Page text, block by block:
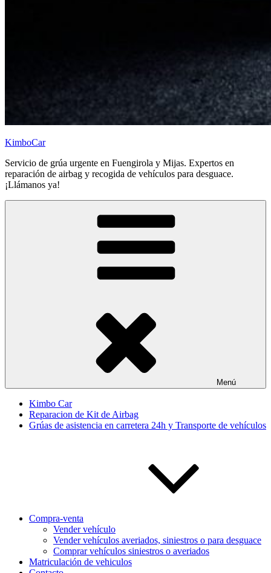
KimboCar
Servicio de grúa urgente en Fuengirola y Mijas. Expertos en
reparación de airbag y recogida de vehículos para desguace.
¡Llámanos ya!
Menú
Kimbo Car
Reparacion de Kit de Airbag
Grúas de asistencia en carretera 24h y Transporte de vehículos
Compra-venta
Vender vehículo
Vender vehículos averiados, siniestros o para desguace
Comprar vehículos siniestros o averiados
Matriculación de vehiculos